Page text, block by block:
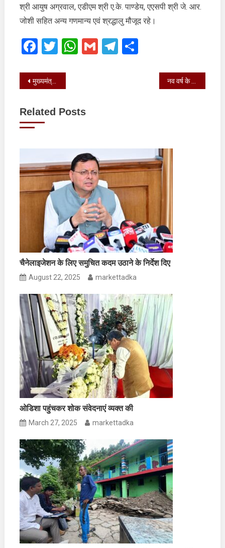
मंदिर
श्री आयुष अग्रवाल, एडीएम श्री ए.के. पाण्डेय, एएसपी श्री जे. आर.
जोशी सहित अन्य गणमान्य एवं श्रद्धालु मौजूद रहे।
Facebook
Twitter
WhatsApp
GmailTelegram
Share
Post
मुख्यमंत्री आवास में 17वें कृषि विज्ञान सम्मेलन एवं कृषि प्रदर्शनी के ब्रोशर और पोस्टर का विमोचन किया
Related Posts
चैनेलाइजेशन के लिए समुचित कदम उठाने के निर्देश दिए
August 22, 2025 markettadka
ओडिशा पहुंचकर शोक संवेदनाएं व्यक्त की
March 27, 2025 markettadka